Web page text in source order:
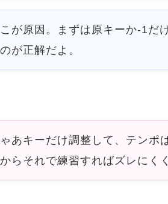
が原因。まずは原キーか-1だ
が正解だよ。
ゃあキーだけ調整して、テンポ
らそれで練習すればズレにく